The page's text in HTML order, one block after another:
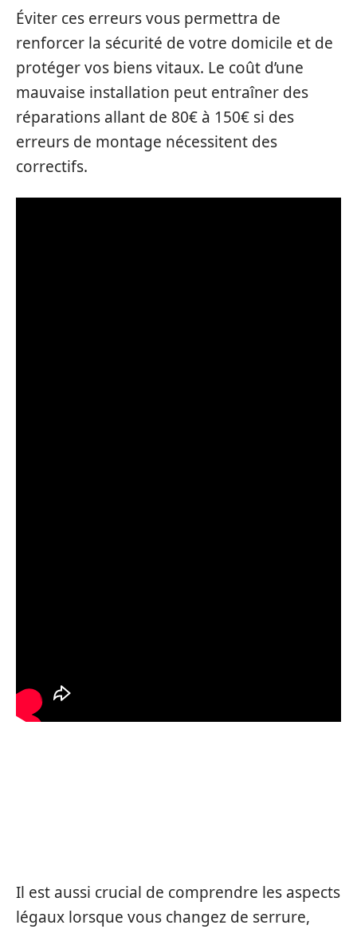
Éviter ces erreurs vous permettra de
renforcer la sécurité de votre domicile et de
protéger vos biens vitaux. Le coût d’une
mauvaise installation peut entraîner des
réparations allant de 80€ à 150€ si des
erreurs de montage nécessitent des
correctifs.
Il est aussi crucial de comprendre les aspects
légaux lorsque vous changez de serrure,